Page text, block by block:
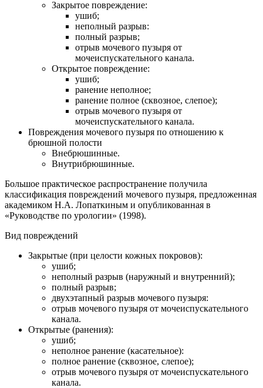
Закрытое повреждение:
ушиб;
неполный разрыв:
полный разрыв;
отрыв мочевого пузыря от
мочеиспускательного канала.
Открытое повреждение:
ушиб;
ранение неполное;
ранение полное (сквозное, слепое);
отрыв мочевого пузыря от
мочеиспускательного канала.
Повреждения мочевого пузыря по отношению к
брюшной полости
Внебрюшинные.
Внутрибрюшинные.
Большое практическое распространение получила
классификация повреждений мочевого пузыря, предложенная
академиком Н.А. Лопаткиным и опубликованная в
«Руководстве по урологии» (1998).
Вид повреждений
Закрытые (при целости кожных покровов):
ушиб;
неполный разрыв (наружный и внутренний);
полный разрыв;
двухэтапный разрыв мочевого пузыря:
отрыв мочевого пузыря от мочеиспускательного
канала.
Открытые (ранения):
ушиб;
неполное ранение (касательное):
полное ранение (сквозное, слепое);
отрыв мочевого пузыря от мочеиспускательного
канала.